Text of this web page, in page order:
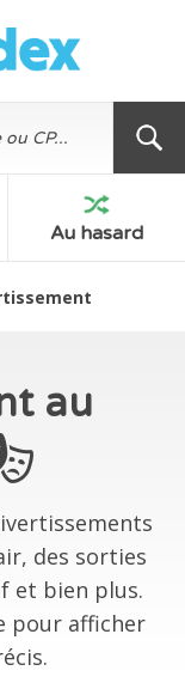
Au hasard
au
des sorties
et bien plus.
pour afficher